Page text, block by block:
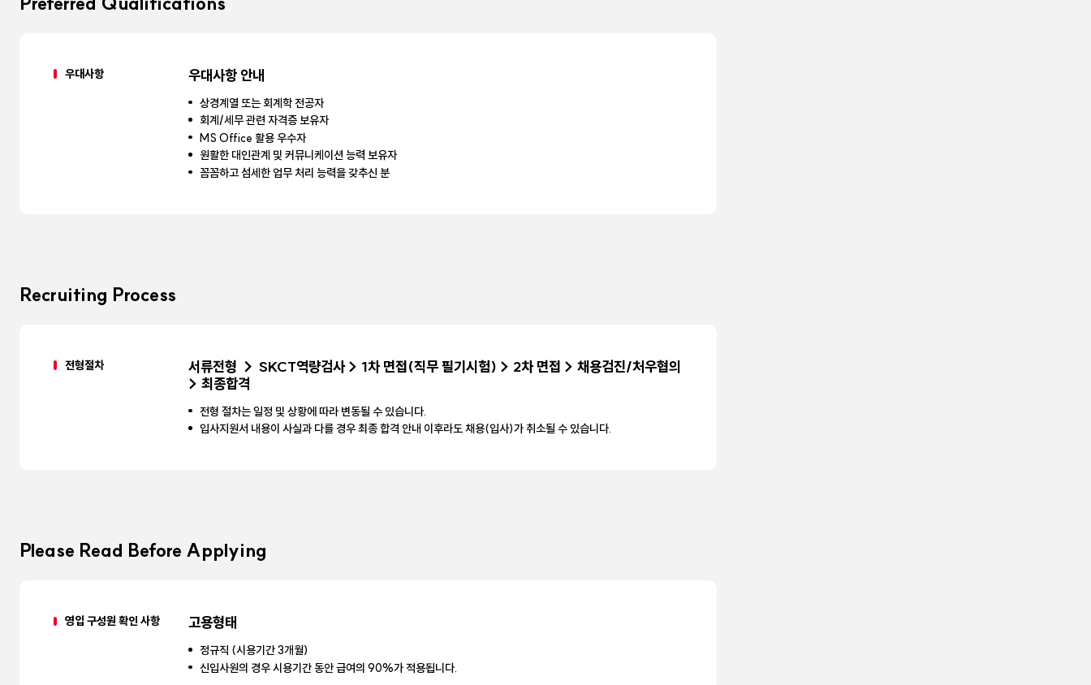
우대사항 우대사항 안내
상경계열 또는 회계학 전공자
회계/세무 관련 자격증 보유자
MS Office 활용 우수자
원활한 대인관계 및 커뮤니케이션 능력 보유자
꼼꼼하고 섬세한 업무 처리 능력을 갖추신 분
Recruiting Process
전형절차
서류전형 → SKCT역량검사 > 1차 면접(직무 필기시험) > 2차 면접 > 채용검진/처우협의
> 최종합격
전형 절차는 일정 및 상황에 따라 변동될 수 있습니다.
입사지원서 내용이 사실과 다를 경우 최종 합격 안내 이후라도 채용(입사)가 취소될 수 있습니다.
Please Read Before Applying
영입 구성원 확인 사항 고용형태
정규직 (시용기간 3개월)
신입사원의 경우 시용기간 동안 급여의 90%가 적용됩니다.